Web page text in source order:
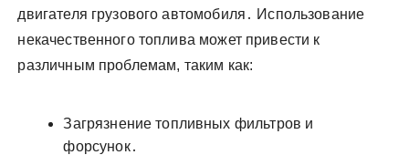
двигателя грузового автомобиля․ Использование
некачественного топлива может привести к
различным проблемам, таким как:
Загрязнение топливных фильтров и
форсунок․